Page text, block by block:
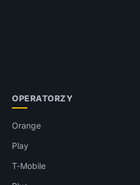
OPERATORZY
Orange
Play
T-Mobile